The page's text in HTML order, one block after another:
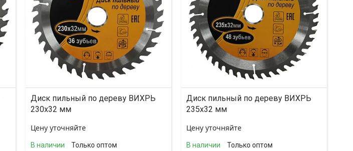
Диск пильный по дереву ВИХРЬ
230х32 мм
Цену уточняйте
В наличии
Только оптом
Диск пильный по дереву ВИХРЬ
235х32 мм
Цену уточняйте
В наличии
Только оптом